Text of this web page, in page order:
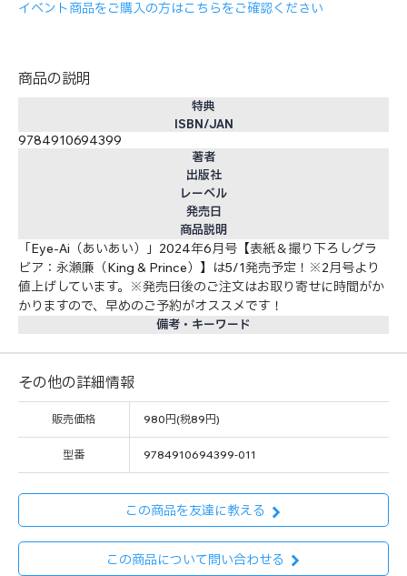
イベント商品をご購入の方はこちらをご確認ください
商品の説明
特典
ISBN/JAN
9784910694399
著者
出版社
レーベル
発売日
商品説明
「Eye-Ai（あいあい）」2024年6月号【表紙＆撮り下ろしグラ
ビア：永瀬廉（King & Prince）】は5/1発売予定！※2月号より
値上げしています。※発売日後のご注文はお取り寄せに時間がか
かりますので、早めのご予約がオススメです！
備考・キーワード
その他の詳細情報
販売価格 980円(税89円)
型番 9784910694399-011
この商品を友達に教える
この商品について問い合わせる